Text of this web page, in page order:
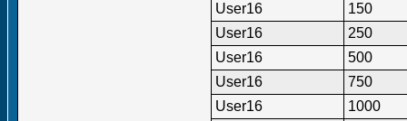
User16
150
User16
250
User16
500
User16
750
User16
1000